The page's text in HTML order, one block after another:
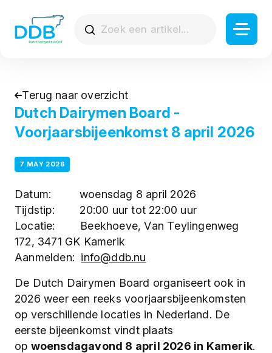
Terug naar overzicht
Dutch Dairymen Board -
Voorjaarsbijeenkomst 8 april 2026
7 MAY 2026
Datum: woensdag 8 april 2026
Tijdstip: 20:00 uur tot 22:00 uur
Locatie: Beekhoeve, Van Teylingenweg
172, 3471 GK Kamerik
Aanmelden: info@ddb.nu
De Dutch Dairymen Board organiseert ook in
2026 weer een reeks voorjaarsbijeenkomsten
op verschillende locaties in Nederland. De
eerste bijeenkomst vindt plaats
op woensdagavond 8 april 2026 in Kamerik.